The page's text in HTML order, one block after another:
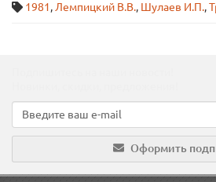
1981, Лемпицкий В.В., Шулаев И.П.,
Оформить